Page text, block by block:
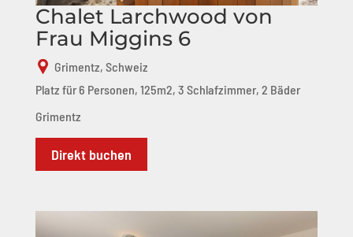
Chalet Larchwood von
Frau Miggins 6
Grimentz, Schweiz
Platz für 6 Personen, 125m2, 3 Schlafzimmer, 2 Bäder
Grimentz
Direkt buchen